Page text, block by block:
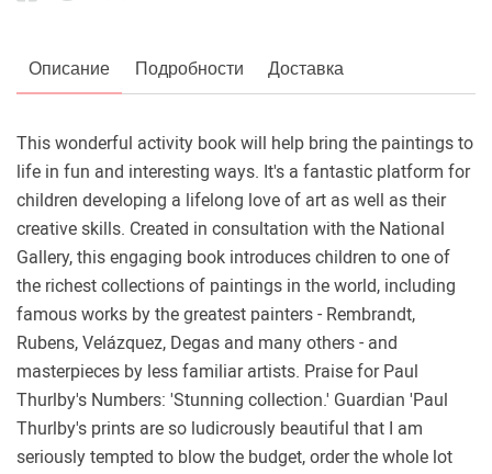
Описание Подробности Доставка
This wonderful activity book will help bring the paintings to
life in fun and interesting ways. It's a fantastic platform for
children developing a lifelong love of art as well as their
creative skills. Created in consultation with the National
Gallery, this engaging book introduces children to one of
the richest collections of paintings in the world, including
famous works by the greatest painters - Rembrandt,
Rubens, Velázquez, Degas and many others - and
masterpieces by less familiar artists. Praise for Paul
Thurlby's Numbers: 'Stunning collection.' Guardian 'Paul
Thurlby's prints are so ludicrously beautiful that I am
seriously tempted to blow the budget, order the whole lot